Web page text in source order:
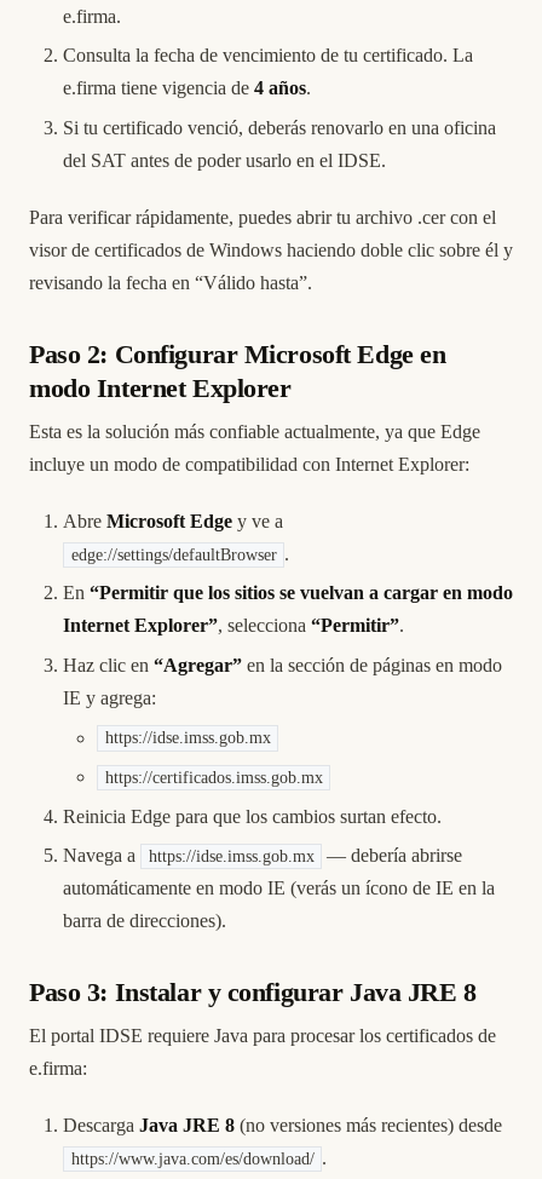
e.firma.
Consulta la fecha de vencimiento de tu certificado. La
e.firma tiene vigencia de 4 años.
Si tu certificado venció, deberás renovarlo en una oficina
del SAT antes de poder usarlo en el IDSE.
Para verificar rápidamente, puedes abrir tu archivo .cer con el
visor de certificados de Windows haciendo doble clic sobre él y
revisando la fecha en “Válido hasta”.
Paso 2: Configurar Microsoft Edge en
modo Internet Explorer
Esta es la solución más confiable actualmente, ya que Edge
incluye un modo de compatibilidad con Internet Explorer:
Abre Microsoft Edge y ve a
edge://settings/defaultBrowser .
En “Permitir que los sitios se vuelvan a cargar en modo
Internet Explorer”, selecciona “Permitir”.
Haz clic en “Agregar” en la sección de páginas en modo
IE y agrega:
https://idse.imss.gob.mx
https://certificados.imss.gob.mx
Reinicia Edge para que los cambios surtan efecto.
Navega a
https://idse.imss.gob.mx
— debería abrirse
automáticamente en modo IE (verás un ícono de IE en la
barra de direcciones).
Paso 3: Instalar y configurar Java JRE 8
El portal IDSE requiere Java para procesar los certificados de
e.firma:
Descarga Java JRE 8 (no versiones más recientes) desde
https://www.java.com/es/download/ .